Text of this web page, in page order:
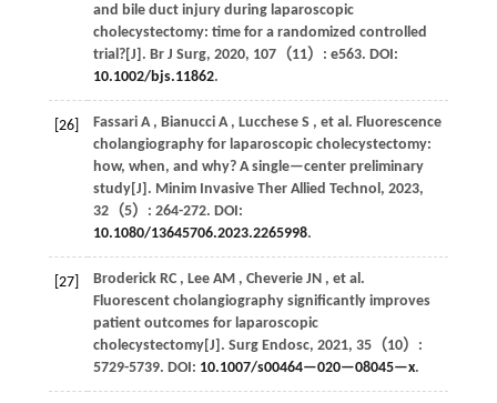
and bile duct injury during laparoscopic
cholecystectomy: time for a randomized controlled
trial?[J]. Br J Surg, 2020, 107（11）: e563. DOI:
10.1002/bjs.11862.
[26] Fassari A , Bianucci A , Lucchese S , et al. Fluorescence
cholangiography for laparoscopic cholecystectomy:
how, when, and why? A single—center preliminary
study[J]. Minim Invasive Ther Allied Technol , 2023,
32（5）: 264-272. DOI:
10.1080/13645706.2023.2265998.
[27] Broderick RC , Lee AM , Cheverie JN , et al.
Fluorescent cholangiography significantly improves
patient outcomes for laparoscopic
cholecystectomy[J]. Surg Endosc, 2021, 35（10）:
5729-5739. DOI: 10.1007/s00464—020—08045—x.